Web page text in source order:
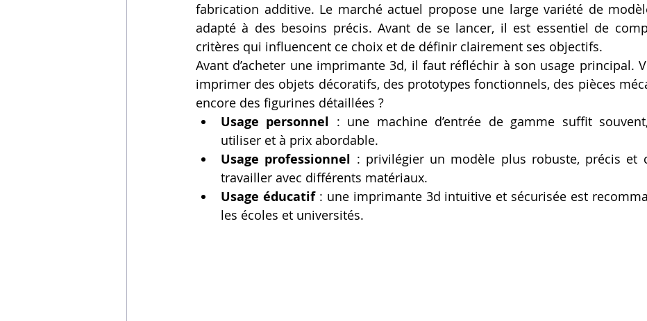
Creality Hi combo Artillery M1 Pro Filament PLA Service administratif en ligne
Vidéos sur l'impression 3D, Artillery M1 pro Creality HI combo Filament PETG
Formation impresssion 3D formation CPF
fabrication additive. Le marché actuel propose une large variété de
adapté à des besoins précis. Avant de se lancer, il est essentiel de
critères qui influencent ce choix et de définir clairement ses objectifs.
Avant d’acheter une imprimante 3d, il faut réfléchir à son usage principal.
imprimer des objets décoratifs, des prototypes fonctionnels, des pièces
encore des figurines détaillées ?
Usage personnel : une machine d’entrée de gamme suffit
utiliser et à prix abordable.
Usage professionnel : privilégier un modèle plus robuste, précis et
travailler avec différents matériaux.
Usage éducatif : une imprimante 3d intuitive et sécurisée est
les écoles et universités.